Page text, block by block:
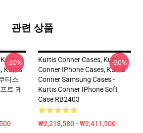
관련 상품
Kurtis
티스
트 케
-20%
Kurtis Conner Cases, Kurtis
Conner IPhone Cases, Kurtis
Conner Samsung Cases -
Kurtis Conner IPhone Soft
Case RB2403
₩2,218,580 - ₩2,411,500
-20%